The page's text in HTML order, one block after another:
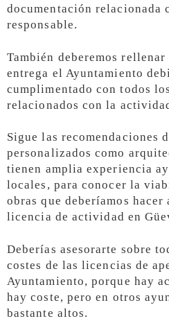
documentación relacionada
responsable.
También deberemos
entrega el Ayuntamiento
cumplimentado con todos
relacionados con la
Sigue las recomendaciones
personalizados como
tienen amplia experiencia
locales, para conocer la
obras que deberíamos
licencia de actividad en
Deberías asesorarte sobre
costes de las licencias de
Ayuntamiento, porque hay
hay coste, pero en otros
bastante altos.